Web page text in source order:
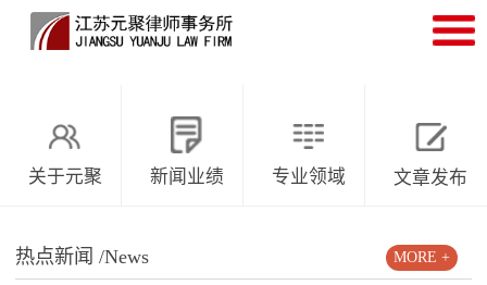
关于元聚 新闻业绩 专业领域 文章发布
热点新闻 /News MORE +